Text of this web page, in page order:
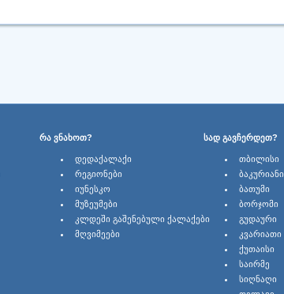
ᲠᲐ ᲕᲜᲐᲮᲝᲗ? ᲡᲐᲓ ᲒᲐᲕᲩᲔᲠᲓᲔᲗ?
ᲓᲔᲓᲐᲥᲐᲚᲐᲥᲘ
ᲠᲔᲒᲘᲝᲜᲔᲑᲘ
ᲘᲣᲜᲔᲡᲙᲝ
ᲛᲣᲖᲔᲣᲛᲔᲑᲘ
ᲙᲚᲓᲔᲨᲘ ᲒᲐᲨᲔᲜᲔᲑᲣᲚᲘ ᲥᲐᲚᲐᲥᲔᲑᲘ
ᲛᲦᲕᲘᲛᲔᲔᲑᲘ
ᲗᲑᲘᲚᲘᲡᲘ
ᲑᲐᲙᲣᲠᲘᲐᲜᲘ
ᲑᲐᲗᲣᲛᲘ
ᲑᲝᲠᲯᲝᲛᲘ
ᲒᲣᲓᲐᲣᲠᲘ
ᲙᲕᲐᲠᲘᲐᲗᲘ
ᲥᲣᲗᲐᲘᲡᲘ
ᲡᲐᲘᲠᲛᲔ
ᲡᲘᲦᲜᲐᲦᲘ